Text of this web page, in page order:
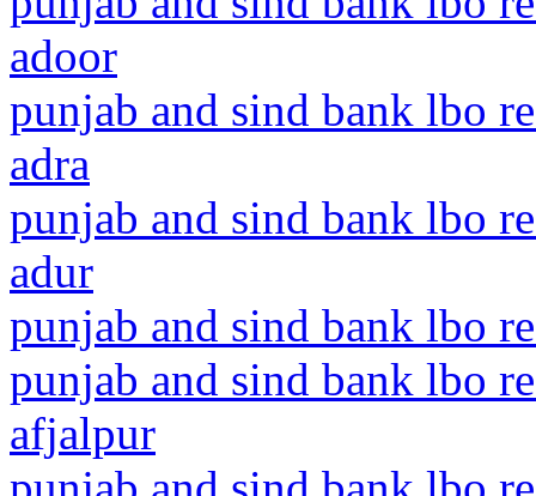
adoor
punjab and sind bank lbo
adra
punjab and sind bank lbo
adur
punjab and sind bank lbo
punjab and sind bank lbo
afjalpur